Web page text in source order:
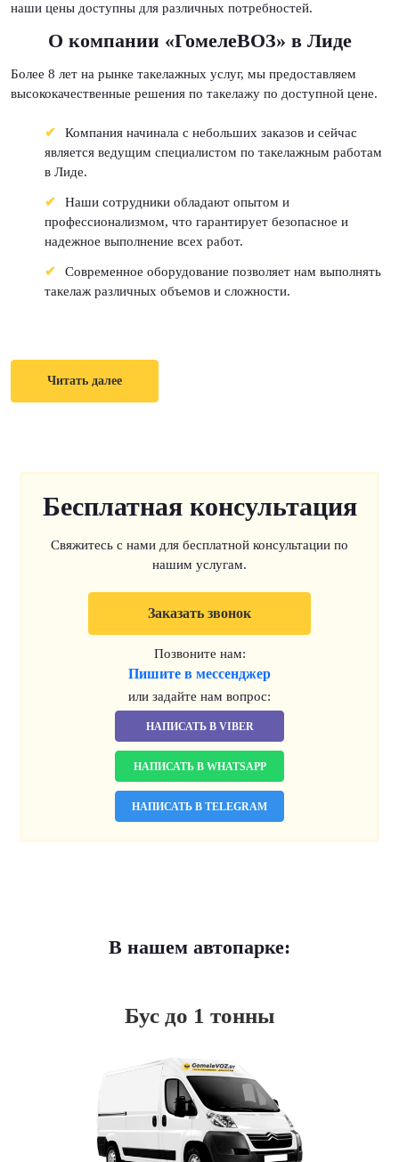
наши цены доступны для различных потребностей.
О компании «ГомелеВОЗ» в Лиде
Более 8 лет на рынке такелажных услуг, мы предоставляем
высококачественные решения по такелажу по доступной цене.
Компания начинала с небольших заказов и сейчас
является ведущим специалистом по такелажным работам
в Лиде.
Наши сотрудники обладают опытом и
профессионализмом, что гарантирует безопасное и
надежное выполнение всех работ.
Современное оборудование позволяет нам выполнять
такелаж различных объемов и сложности.
Читать далее
Бесплатная консультация
Свяжитесь с нами для бесплатной консультации по
нашим услугам.
Заказать звонок
Позвоните нам:
Пишите в мессенджер
или задайте нам вопрос:
НАПИСАТЬ В VIBER
НАПИСАТЬ В WHATSAPP
НАПИСАТЬ В TELEGRAM
В нашем автопарке:
Бус до 1 тонны